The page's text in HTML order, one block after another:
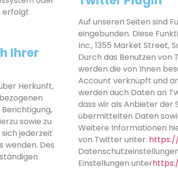
erfolgt
Ihrer
Herkunft,
sowie zu
jederzeit
wenden. Des
Auf unseren Seiten sind
eingebunden. Diese
Inc., 1355 Market Street,
Durch das Benutzen von
werden die von Ihnen
Account verknüpft und
werden auch Daten an
dass wir als Anbieter der
übermittelten Daten
Weitere Informationen
von Twitter unter:
Einstellungen unter